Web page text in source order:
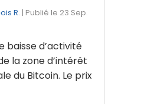
R. | Publié le 23 Sep.
baisse d’activité
la zone d’intérêt
du Bitcoin. Le prix